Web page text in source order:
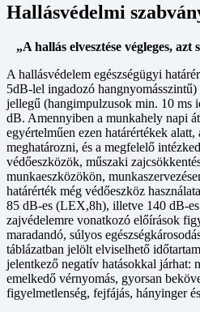
Hallásvédelmi
„A hallás elvesztése végleges,
A hallásvédelem egészségügyi
5dB-lel ingadozó
jellegű (hangimpulzusok min. 10 ms
dB. Amennyiben a munkahely napi
egyértelműen ezen határértékek alatt,
meghatározni, és a megfelelő
védőeszközök, műszaki
munkaeszközökön,
határérték még védőeszköz
85 dB-es (LEX,8h), illetve 140 dB-
zajvédelemre vonatkozó előírások
maradandó, súlyos
táblázatban jelölt elviselhető
jelentkező negatív hatásokkal járhat:
emelkedő vérnyomás, gyorsan
figyelmetlenség, fejfájás, hányinger